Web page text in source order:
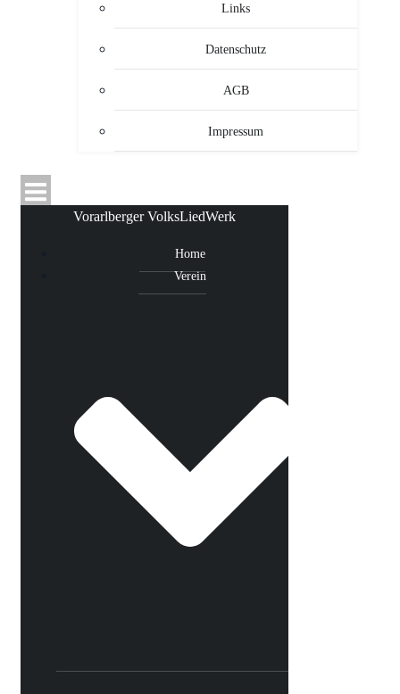
Links
Datenschutz
AGB
Impressum
Vorarlberger VolksLiedWerk
Home
Verein